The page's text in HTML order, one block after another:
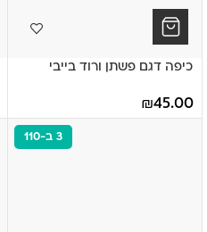
כיפה דגם פשתן ורוד בייבי
45.00
₪
3 ב-110